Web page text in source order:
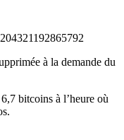
à la demande du
bitcoins à l’heure où